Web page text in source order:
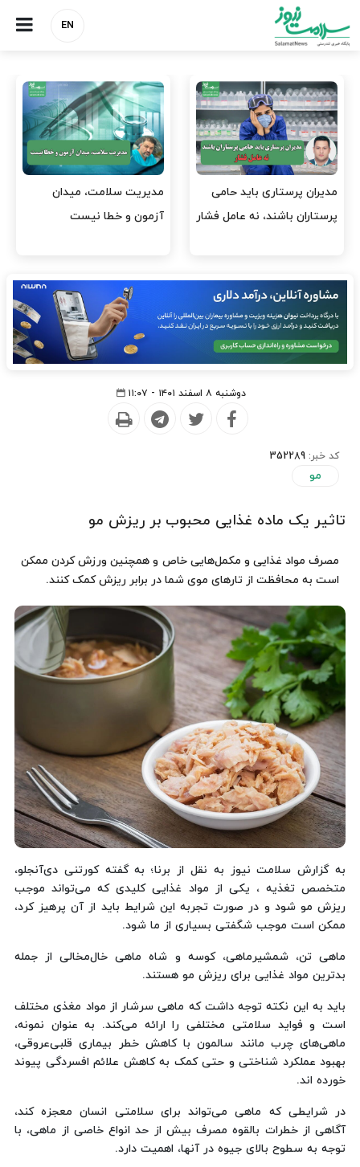
EN
وقت وزیر بهداشت باید صرف
افتتاح پروژه‌ها شود؟
واردات دارو و کالاهای اساسی
باید در اولویت تخصیص ارز
دوشنبه ۸ اسفند ۱۴۰۱ - ۱۱:۰۷
کد خبر: 352289
مو
تاثیر یک ماده غذایی محبوب بر ریزش مو
مصرف مواد غذایی و مکمل‌هایی خاص و همچنین ورزش کردن ممکن
است به محافظت از تارهای موی شما در برابر ریزش کمک کنند.
به گزارش سلامت نیوز به نقل از برنا؛ به گفته کورتنی دی‌آنجلو،
متخصص تغذیه ، یکی از مواد غذایی کلیدی که می‌تواند موجب
ریزش مو شود و در صورت تجربه این شرایط باید از آن پرهیز کرد،
ممکن است موجب شگفتی بسیاری از ما شود.
ماهی تن، شمشیرماهی، کوسه و شاه ماهی خال‌مخالی از جمله
بدترین مواد غذایی برای ریزش مو هستند.
باید به این نکته توجه داشت که ماهی سرشار از مواد مغذی مختلف
است و فواید سلامتی مختلفی را ارائه می‌کند. به عنوان نمونه،
ماهی‌های چرب مانند سالمون با کاهش خطر بیماری قلبی‌عروقی،
بهبود عملکرد شناختی و حتی کمک به کاهش علائم افسردگی پیوند
خورده اند.
در شرایطی که ماهی می‌تواند برای سلامتی انسان معجزه کند،
آگاهی از خطرات بالقوه مصرف بیش از حد انواع خاصی از ماهی، با
توجه به سطوح بالای جیوه در آنها، اهمیت دارد.